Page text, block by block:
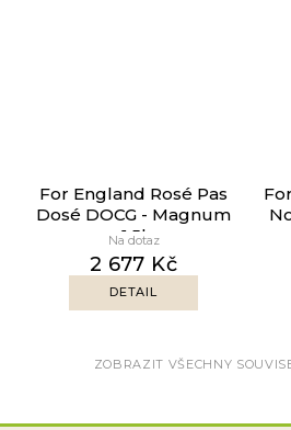
For England Rosé Pas
Dosé DOCG - Magnum
1.5l
Na dotaz
2 677 Kč
DETAIL
ZOBRAZIT VŠECHNY